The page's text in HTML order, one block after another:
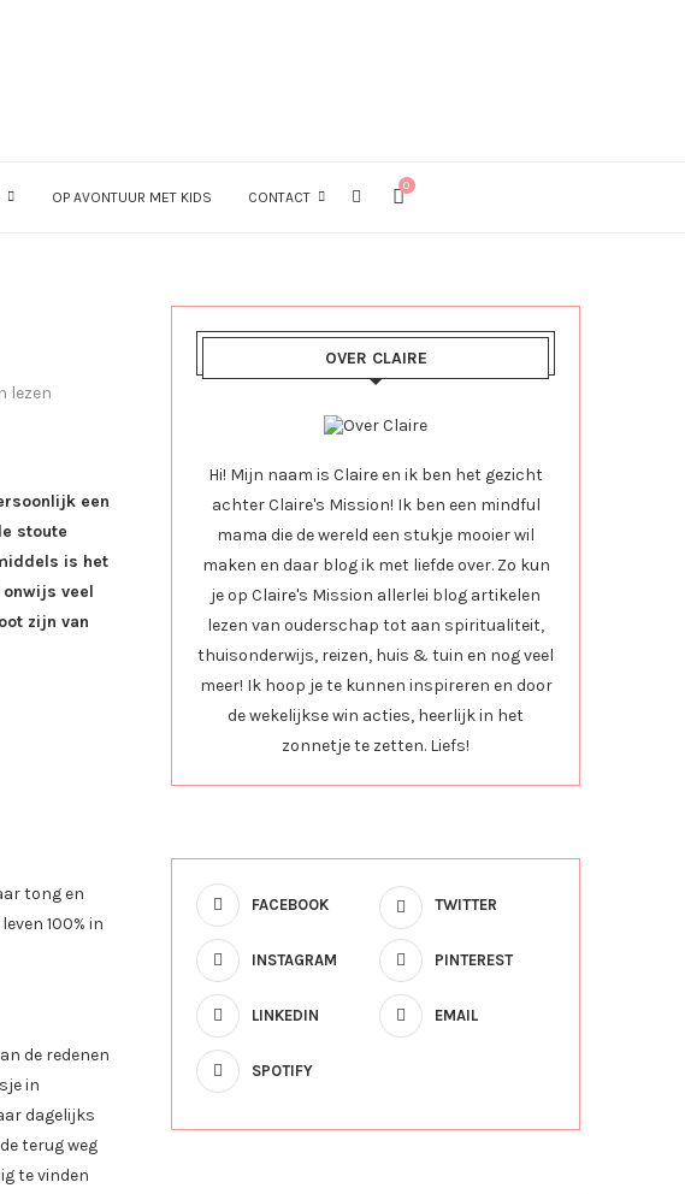
OP AVONTUUR MET KIDS CONTACT
0
lezen
een
stoute
is het
veel
zijn van
tong en
100% in
de redenen
in
dagelijks
terug weg
te vinden
OVER CLAIRE
Hi! Mijn naam is Claire en ik ben het gezicht
achter Claire's Mission! Ik ben een mindful
mama die de wereld een stukje mooier wil
maken en daar blog ik met liefde over. Zo kun
je op Claire's Mission allerlei blog artikelen
lezen van ouderschap tot aan spiritualiteit,
thuisonderwijs, reizen, huis & tuin en nog veel
meer! Ik hoop je te kunnen inspireren en door
de wekelijkse win acties, heerlijk in het
zonnetje te zetten. Liefs!
FACEBOOK TWITTER
INSTAGRAM PINTEREST
LINKEDIN EMAIL
SPOTIFY